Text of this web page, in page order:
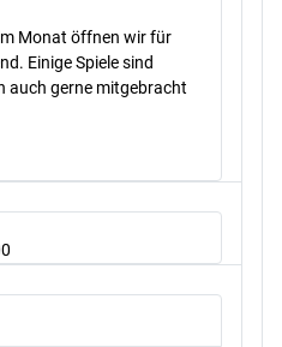
Monat öffnen wir für
Einige Spiele sind
auch gerne mitgebracht